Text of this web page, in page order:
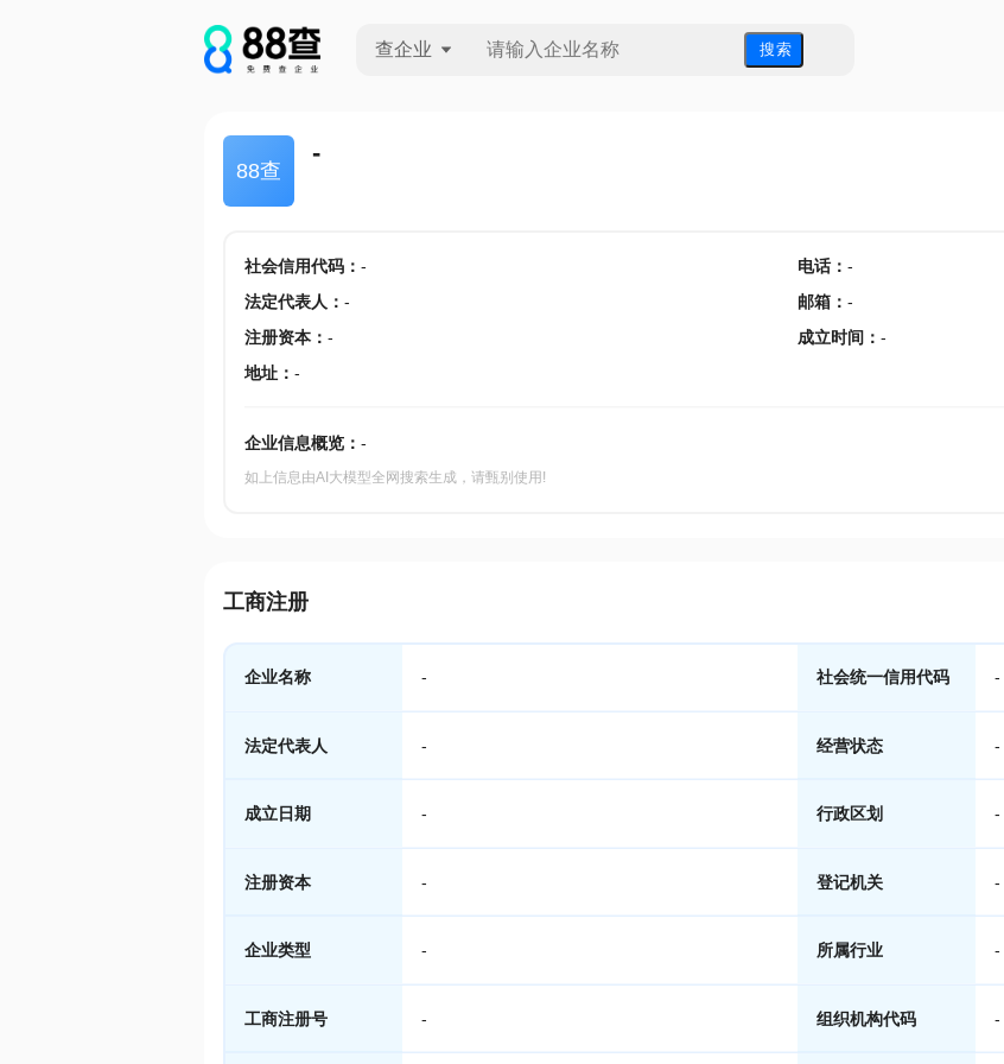
查企业 搜 索
88查
-
社会信用代码： - 电话： -
法定代表人 ： - 邮箱 ： -
注册资本： - 成立时间 ： -
地址： -
企业信息概览： -
如上信息由AI大模型全网搜索生成，请甄别使用!
工商注册
企业名称 - 社会统一信用代码 -
法定代表人 - 经营状态 -
成立日期 - 行政区划 -
注册资本 - 登记机关 -
企业类型 - 所属行业 -
工商注册号 - 组织机构代码 -